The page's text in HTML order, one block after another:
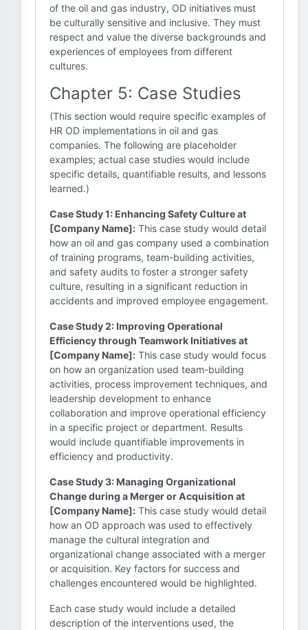
of the oil and gas industry, OD initiatives must
be culturally sensitive and inclusive. They must
respect and value the diverse backgrounds and
experiences of employees from different
cultures.
Chapter 5: Case Studies
(This section would require specific examples of
HR OD implementations in oil and gas
companies. The following are placeholder
examples; actual case studies would include
specific details, quantifiable results, and lessons
learned.)
Case Study 1: Enhancing Safety Culture at
[Company Name]: This case study would detail
how an oil and gas company used a combination
of training programs, team-building activities,
and safety audits to foster a stronger safety
culture, resulting in a significant reduction in
accidents and improved employee engagement.
Case Study 2: Improving Operational
Efficiency through Teamwork Initiatives at
[Company Name]: This case study would focus
on how an organization used team-building
activities, process improvement techniques, and
leadership development to enhance
collaboration and improve operational efficiency
in a specific project or department. Results
would include quantifiable improvements in
efficiency and productivity.
Case Study 3: Managing Organizational
Change during a Merger or Acquisition at
[Company Name]: This case study would detail
how an OD approach was used to effectively
manage the cultural integration and
organizational change associated with a merger
or acquisition. Key factors for success and
challenges encountered would be highlighted.
Each case study would include a detailed
description of the interventions used, the